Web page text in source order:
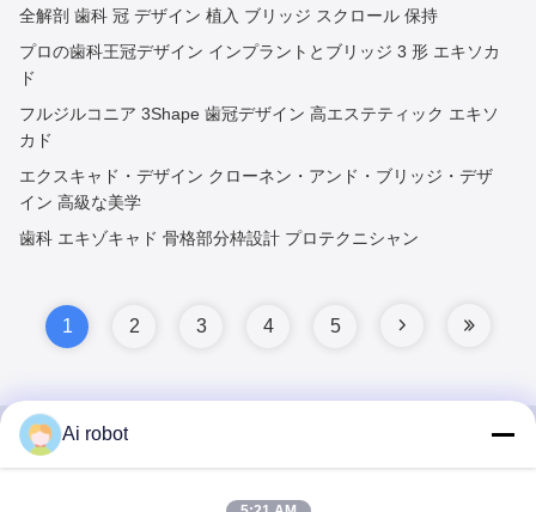
全解剖 歯科 冠 デザイン 植入 ブリッジ スクロール 保持
プロの歯科王冠デザイン インプラントとブリッジ 3 形 エキソカ
ド
フルジルコニア 3Shape 歯冠デザイン 高エステティック エキソ
カド
エクスキャド・デザイン クローネン・アンド・ブリッジ・デザ
イン 高級な美学
歯科 エキゾキャド 骨格部分枠設計 プロテクニシャン
1 2 3 4 5
Ai robot